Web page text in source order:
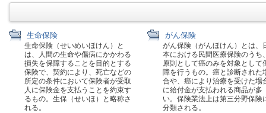
生命保険
生命保険（せいめいほけん）と
は、人間の生命や傷病にかかわる
損失を保障することを目的とする
保険で、契約により、死亡などの
所定の条件において保険者が受取
人に保険金を支払うことを約束す
るもの。生保（せいほ）と略称さ
れる。
がん保険
がん保険（がんほけん）とは、
本における民間医療保険のうち
原則として癌のみを対象として
障を行うもの。癌と診断された
合や、癌により治療を受けた場
に給付金が支払われる商品が多
い。保険業法上は第三分野保険
分類される。